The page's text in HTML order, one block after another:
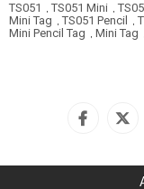
TS051 , TS051 Mini ,
Mini Tag , TS051 Pencil ,
Mini Pencil Tag , Mini Tag